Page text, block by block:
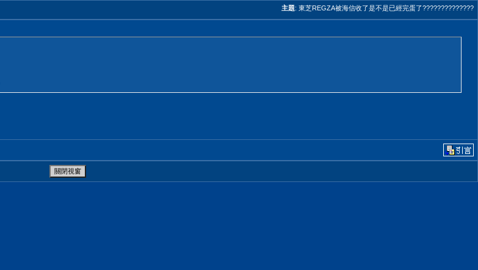
主題: 東芝REGZA被海信收了是不是已經完蛋了??????????????